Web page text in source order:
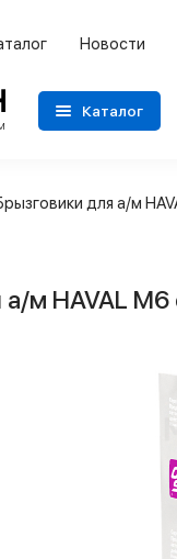
Новости
Каталог
для а/м
м HAVAL